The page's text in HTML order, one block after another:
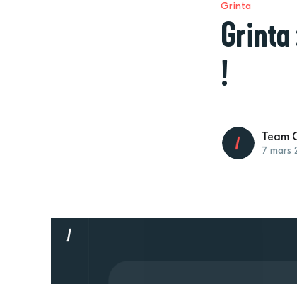
Grinta
Grinta
!
Team
7 mars